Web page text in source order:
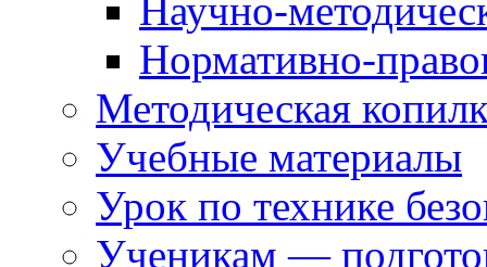
Научно-
Нормативно-
Методическая
Учебные материалы
Урок по технике
Ученикам —